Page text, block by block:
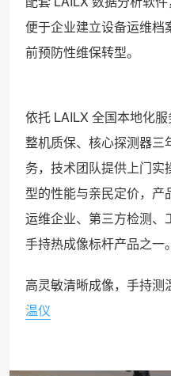
便于企业建立设备运维档
前预防性维保转型。
依托 LAILX 全国本地化
整机质保、核心探测器三
务，技术团队提供上门
型的性能与亲民定价，
运维企业、第三方检测、
手持热成像标杆产品之一。
高灵敏清晰成像，手持测
温仪